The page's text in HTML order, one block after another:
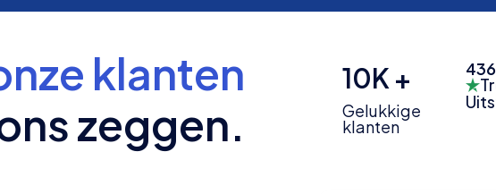
klanten
zeggen.
10K +
Gelukkige
klanten
436